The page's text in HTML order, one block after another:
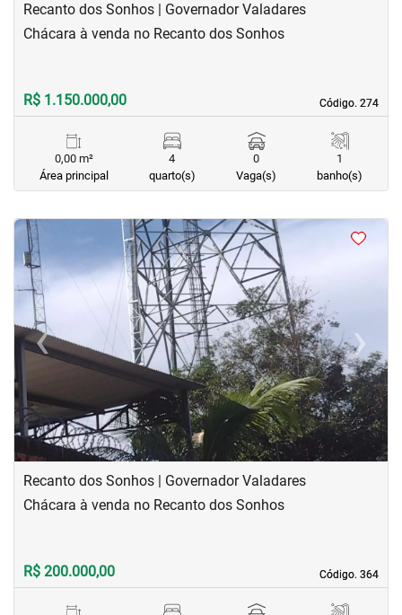
Recanto dos Sonhos | Governador Valadares
Código. 274
Código. 274
Chácara à venda no Recanto dos Sonhos
R$ 1.150.000,00
0,00 m²
Área principal
4
quarto(s)
0
Vaga(s)
1
banho(s)
< <<
‹Previous ›Next
Recanto dos Sonhos | Governador Valadares
Código. 364
Código. 364
Chácara à venda no Recanto dos Sonhos
R$ 200.000,00